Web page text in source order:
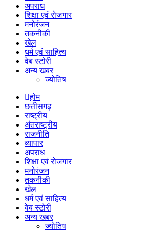
अपराध
शिक्षा एवं रोजगार
मनोरंजन
तकनीकी
खेल
धर्म एवं साहित्य
वेब स्टोरी
अन्य खबर
ज्योतिष
होम
छत्तीसगढ़
राष्ट्रीय
अंतराष्ट्रीय
राजनीति
व्यापार
अपराध
शिक्षा एवं रोजगार
मनोरंजन
तकनीकी
खेल
धर्म एवं साहित्य
वेब स्टोरी
अन्य खबर
ज्योतिष